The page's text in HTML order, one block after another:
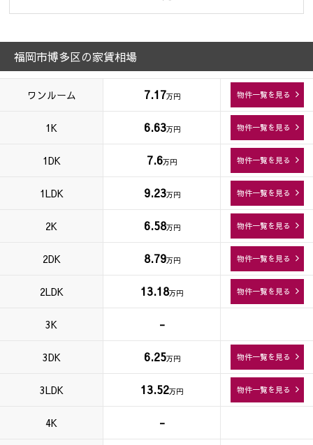
福岡市博多区の家賃相場
ワンルーム 7.17万円 物件一覧を見る
1K 6.63万円 物件一覧を見る
1DK 7.6万円 物件一覧を見る
1LDK 9.23万円 物件一覧を見る
2K 6.58万円 物件一覧を見る
2DK 8.79万円 物件一覧を見る
2LDK 13.18万円 物件一覧を見る
3K -
3DK 6.25万円 物件一覧を見る
3LDK 13.52万円 物件一覧を見る
4K -